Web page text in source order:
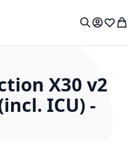
Mijn
X30 v2
ICU) -